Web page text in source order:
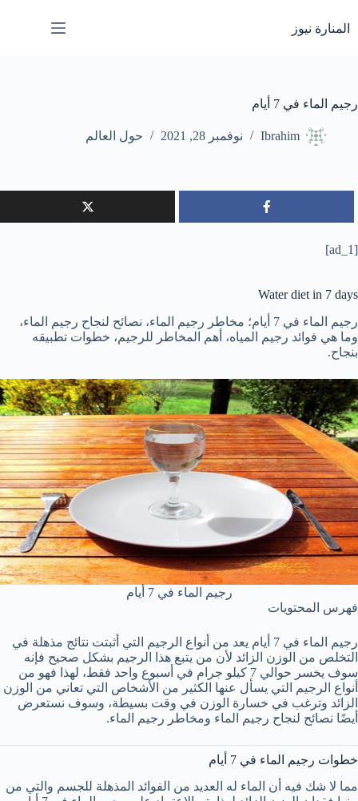
إلى
المحتوى
المنارة نيوز
رجيم الماء في 7 أيام
Ibrahim نوفمبر 28, 2021 حول العالم
[ad_1]
Water diet in 7 days
رجيم الماء في 7 أيام؛ مخاطر رجيم الماء، نصائح لنجاح رجيم الماء،
وما هي فوائد رجيم المياه، أهم المخاطر للرجيم، خطوات تطبيقه
بنجاح.
رجيم الماء في 7 أيام
فهرس المحتويات
رجيم الماء في 7 أيام يعد من أنواع الرجيم التي أثبتت نتائج مذهلة في
التخلص من الوزن الزائد لأن من يتبع هذا الرجيم بشكل صحيح فإنه
سوف يخسر حوالي 7 كيلو جرام في أسبوع واحد فقط، لهذا فهو من
أنواع الرجيم التي يسأل عنها الكثير من الأشخاص التي تعاني من الوزن
الزائد وترغب في خسارة الوزن في وقت بسيطة، وسوف نستعرض
أيضًا نصائح لنجاح رجيم الماء ومخاطر رجيم الماء.
خطوات رجيم الماء في 7 أيام
مما لا شك فيه أن الماء له العديد من الفوائد المذهلة للجسم والتي من